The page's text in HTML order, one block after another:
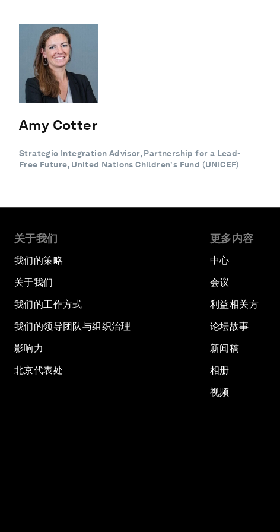
Amy Cotter
Strategic Integration Advisor, Partnership for a Lead-
Free Future, United Nations Children's Fund (UNICEF)
关于我们
我们的策略
关于我们
我们的工作方式
我们的领导团队与组织治理
影响力
北京代表处
更多内容
中心
会议
利益相关方
论坛故事
新闻稿
相册
视频